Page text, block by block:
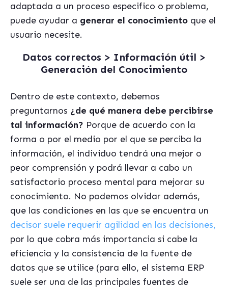
adaptada a un proceso especifico o problema,
puede ayudar a generar el conocimiento que el
usuario necesite.
Datos correctos > Información útil >
Generación del Conocimiento
Dentro de este contexto, debemos
preguntarnos ¿de qué manera debe percibirse
tal información? Porque de acuerdo con la
forma o por el medio por el que se perciba la
información, el individuo tendrá una mejor o
peor comprensión y podrá llevar a cabo un
satisfactorio proceso mental para mejorar su
conocimiento. No podemos olvidar además,
que las condiciones en las que se encuentra un
decisor suele requerir agilidad en las decisiones,
por lo que cobra más importancia si cabe la
eficiencia y la consistencia de la fuente de
datos que se utilice (para ello, el sistema ERP
suele ser una de las principales fuentes de